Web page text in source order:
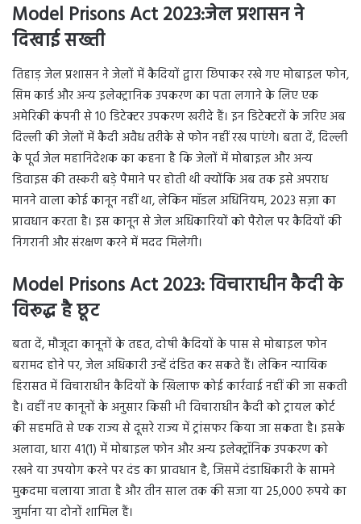
Model Prisons Act 2023:जेल प्रशासन ने
दिखाई सख्ती
तिहाड़ जेल प्रशासन ने जेलों में कैदियों द्वारा छिपाकर रखे गए मोबाइल फोन,
सिम कार्ड और अन्य इलेक्ट्रानिक उपकरण का पता लगाने के लिए एक
अमेरिकी कंपनी से 10 डिटेक्टर उपकरण खरीदे हैं। इन डिटेक्टरों के जरिए अब
दिल्ली की जेलों में कैदी अवैध तरीके से फोन नहीं रख पाएंगे। बता दें, दिल्ली
के पूर्व जेल महानिदेशक का कहना है कि जेलों में मोबाइल और अन्य
डिवाइस की तस्करी बड़े पैमाने पर होती थी क्योंकि अब तक इसे अपराध
मानने वाला कोई कानून नहीं था, लेकिन मॉडल अधिनियम, 2023 सज़ा का
प्रावधान करता है। इस कानून से जेल अधिकारियों को पैरोल पर कैदियों की
निगरानी और संरक्षण करने में मदद मिलेगी।
Model Prisons Act 2023: विचाराधीन कैदी के
विरूद्ध है छूट
बता दें, मौजूदा कानूनों के तहत, दोषी कैदियों के पास से मोबाइल फोन
बरामद होने पर, जेल अधिकारी उन्हें दंडित कर सकते हैं। लेकिन न्यायिक
हिरासत में विचाराधीन कैदियों के खिलाफ कोई कार्रवाई नहीं की जा सकती
है। वहीं नए कानूनों के अनुसार किसी भी विचाराधीन कैदी को ट्रायल कोर्ट
की सहमति से एक राज्य से दूसरे राज्य में ट्रांसफर किया जा सकता है। इसके
अलावा, धारा 41(1) में मोबाइल फोन और अन्य इलेक्ट्रॉनिक उपकरण को
रखने या उपयोग करने पर दंड का प्रावधान है, जिसमें दंडाधिकारी के सामने
मुकदमा चलाया जाता है और तीन साल तक की सजा या 25,000 रुपये का
जुर्माना या दोनों शामिल हैं।